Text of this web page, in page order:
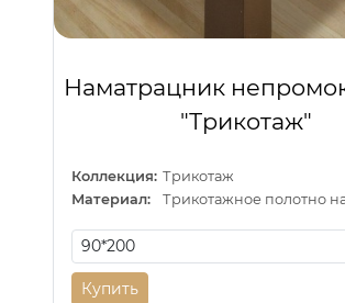
Наматрацник
"Трикотаж"
Коллекция: Трикотаж
Материал:
Купить